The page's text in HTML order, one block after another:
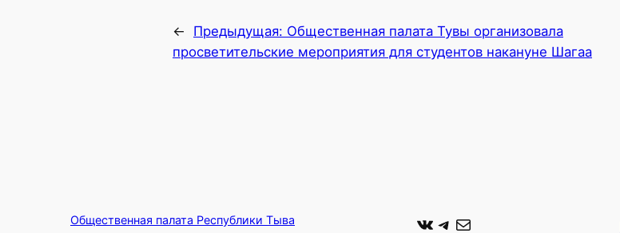
← Предыдущая: Общественная палата Тувы организовала
просветительские мероприятия для студентов накануне Шагаа
Общественная палата Республики Тыва ВКонтакте Telegram Почта